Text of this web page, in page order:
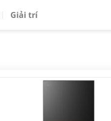
Giải trí